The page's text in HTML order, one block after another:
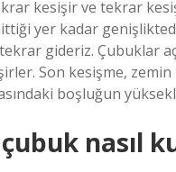
kesişir ve tekrar
yer kadar
gideriz. Çubuklar
Son kesişme, zemin
boşluğun
nasıl